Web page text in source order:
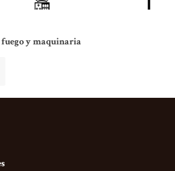
fuego y maquinaria